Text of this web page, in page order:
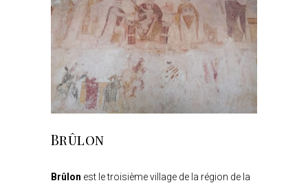
Brûlon
Brûlon est le troisième village de la région de la